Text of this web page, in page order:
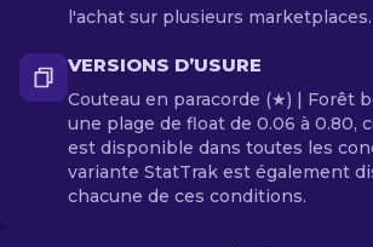
l'achat sur plusieurs marketplaces.
VERSIONS D’USURE
Couteau en paracorde (★) | Forêt
une plage de float de 0.06 à 0.80,
est disponible dans toutes les
variante StatTrak est également
chacune de ces conditions.